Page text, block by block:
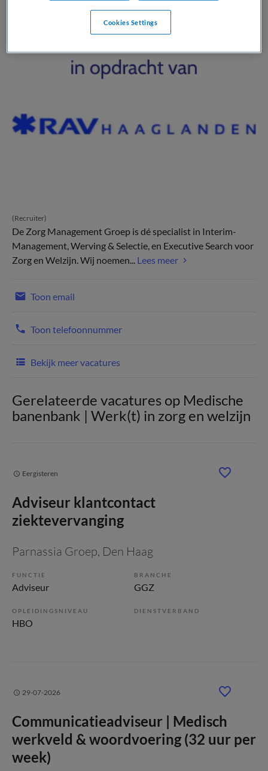
(Recruiter)
De Zorg Management Groep is dé specialist in Interim-
Management, Werving & Selectie, en Executive Search voor
Zorg en Welzijn. Wij noemen... Lees meer
Toon email
Toon telefoonnummer
Bekijk meer vacatures
Gerelateerde vacatures op Medische
banenbank | Werk(t) in zorg en welzijn
Eergisteren
Adviseur klantcontact
ziektevervanging
Parnassia Groep, Den Haag
FUNCTIE
Adviseur
BRANCHE
GGZ
OPLEIDINGSNIVEAU
HBO
DIENSTVERBAND
29-07-2026
Communicatieadviseur | Medisch
werkveld & woordvoering (32 uur per
week)
Cookies Settings